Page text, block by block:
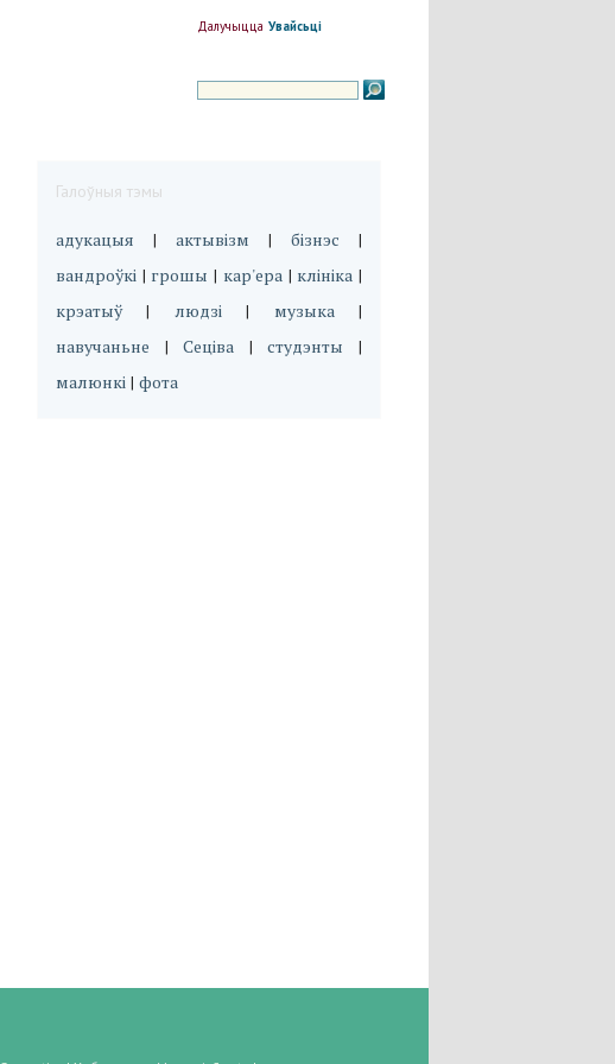
Далучыцца Увайсьці
Галоўныя тэмы
адукацыя | актывізм | бізнэс |
вандроўкі | грошы | кар'ера| клініка |
крэатыў| людзі| музыка|
навучаньне |Сеціва |студэнты |
малюнкі | фота